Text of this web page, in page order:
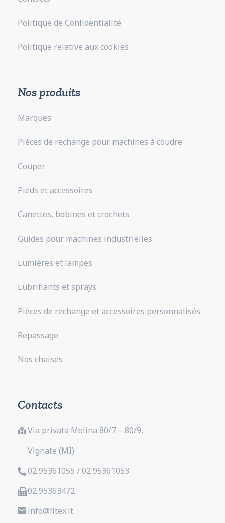
Politique de Confidentialité
Politique relative aux cookies
Nos produits
Marques
Pièces de rechange pour machines à coudre
Couper
Pieds et accessoires
Canettes, bobines et crochets
Guides pour machines industrielles
Lumières et lampes
Lubrifiants et sprays
Pièces de rechange et accessoires personnalisés
Repassage
Nos chaises
Contacts
Via privata Molina 80/7 – 80/9,
Vignate (MI)
02 95361055 / 02 95361053
02 95363472
info@fitex.it